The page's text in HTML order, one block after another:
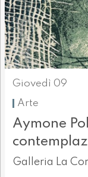
Giovedì 09
Arte
Aymone
Galleria La